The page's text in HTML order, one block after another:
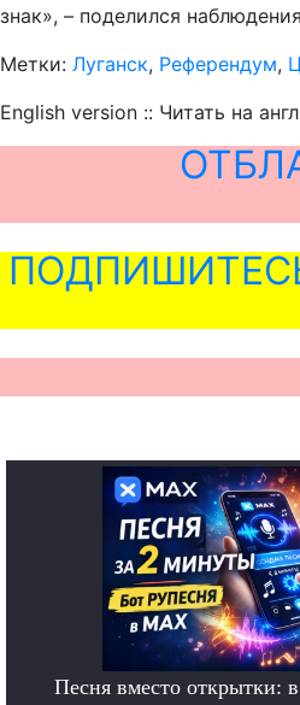
знак», – поделился
Метки: Луганск, Референдум,
English version :: Читать на
Песня вместо открытки: